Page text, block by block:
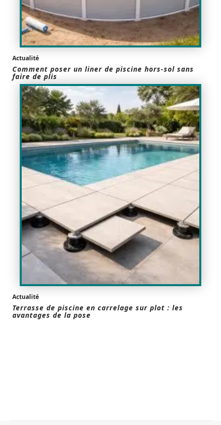
Actualité
Comment poser un liner de piscine hors-sol sans
faire de plis
Actualité
Terrasse de piscine en carrelage sur plot : les
avantages de la pose